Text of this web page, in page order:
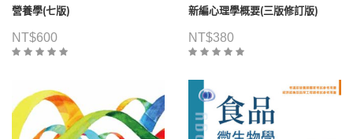
營養學(七版)
NT$600
新編心理學概要(三版修訂版)
NT$380